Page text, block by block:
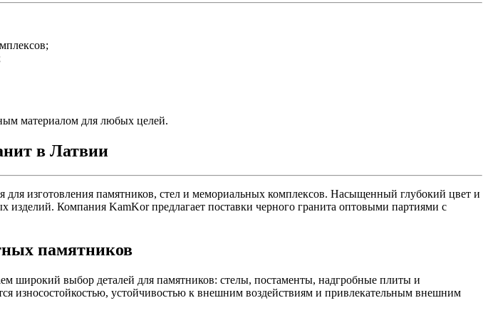
материалом для любых целей.
в Латвии
изготовления памятников, стел и мемориальных комплексов. Насыщенный глубокий цвет и
изделий. Компания KamKor предлагает поставки черного гранита оптовыми партиями с
памятников
широкий выбор деталей для памятников: стелы, постаменты, надгробные плиты и
износостойкостью, устойчивостью к внешним воздействиям и привлекательным внешним